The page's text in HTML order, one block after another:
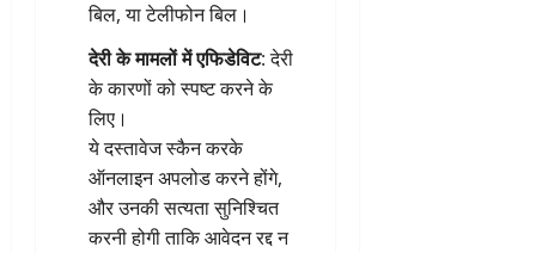
बिल, या टेलीफोन बिल।
देरी के मामलों में एफिडेविट: देरी
के कारणों को स्पष्ट करने के
लिए।
ये दस्तावेज स्कैन करके
ऑनलाइन अपलोड करने होंगे,
और उनकी सत्यता सुनिश्चित
करनी होगी ताकि आवेदन रद्द न